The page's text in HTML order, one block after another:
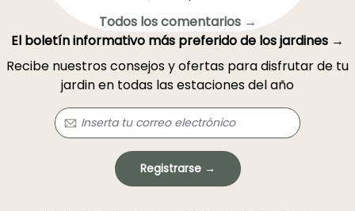
Todos los comentarios →
El boletín informativo más preferido de los jardines →
Recibe nuestros consejos y ofertas para disfrutar de tu
jardin en todas las estaciones del año
Registrarse →